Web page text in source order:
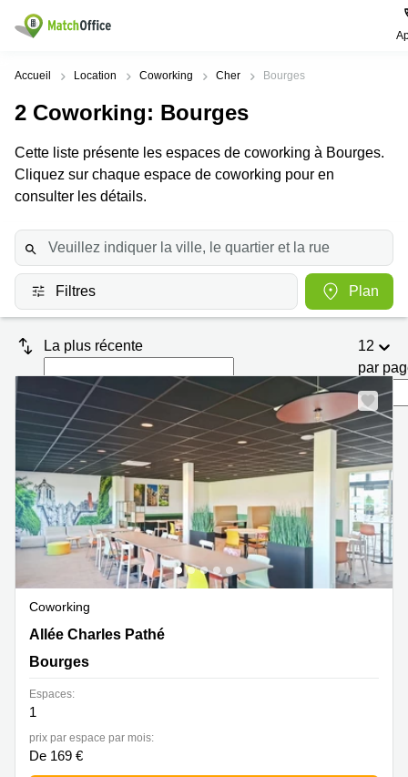
Rechercher / publier
Pages
produits
Bureau
d’affaires
Coworking
Salles
de
virtuel
Villes
Paris
Lille
Bordeaux
Marseille
Toulouse
Nice
Strasbourg
Recherches
Centres
d'affaires
Location
bureau
Lille
Coworking
Paris
Coworking
Coworking
Marseille
Centres
d'affaires
Toulouse
Coworking
Toulouse
Coworking
Centres
Lyon
Location
Paris
Centre
d'affaires
Montpellier
Aide
Qui sommes-nous?
Prix
Connexion
Accueil Location Coworking Cher Bourges
2 Coworking: Bourges
Cette liste présente les espaces de coworking à Bourges.
Cliquez sur chaque espace de coworking pour en
consulter les détails.
Filtres Plan
La plus récente
12
par
Coworking
14 Allée Charles Pathé, Bourges
Allée Charles Pathé
Bourges
Espaces:
1
prix par espace par mois:
De 169 €